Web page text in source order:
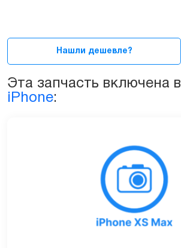
Нашли дешевле?
Эта запчасть включена в
iPhone: